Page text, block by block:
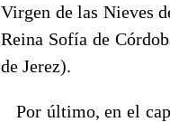
Virgen de las Nieves
Reina Sofía de
de Jerez).
Por último, en el